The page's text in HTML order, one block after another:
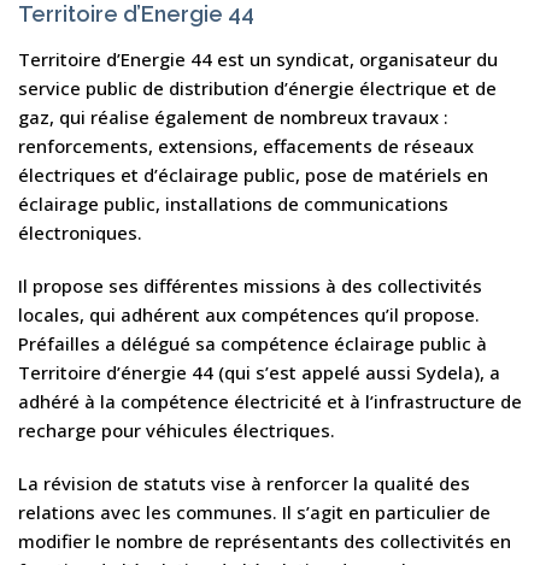
Territoire d’Energie 44
Territoire d’Energie 44 est un syndicat, organisateur du
service public de distribution d’énergie électrique et de
gaz, qui réalise également de nombreux travaux :
renforcements, extensions, effacements de réseaux
électriques et d’éclairage public, pose de matériels en
éclairage public, installations de communications
électroniques.
Il propose ses différentes missions à des collectivités
locales, qui adhérent aux compétences qu’il propose.
Préfailles a délégué sa compétence éclairage public à
Territoire d’énergie 44 (qui s’est appelé aussi Sydela), a
adhéré à la compétence électricité et à l’infrastructure de
recharge pour véhicules électriques.
La révision de statuts vise à renforcer la qualité des
relations avec les communes. Il s’agit en particulier de
modifier le nombre de représentants des collectivités en